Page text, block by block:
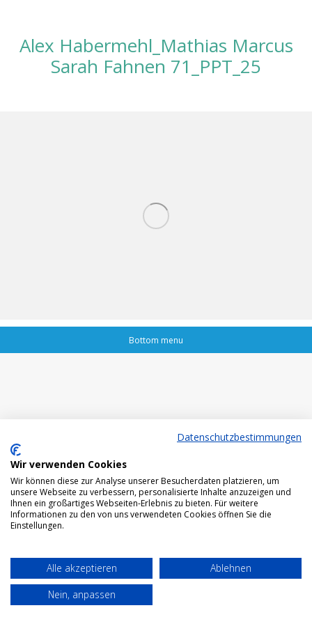
Alex Habermehl_Mathias Marcus
Sarah Fahnen 71_PPT_25
Bottom menu
Datenschutzbestimmungen
Wir verwenden Cookies
Wir können diese zur Analyse unserer Besucherdaten platzieren, um
unsere Webseite zu verbessern, personalisierte Inhalte anzuzeigen und
Ihnen ein großartiges Webseiten-Erlebnis zu bieten. Für weitere
Informationen zu den von uns verwendeten Cookies öffnen Sie die
Einstellungen.
Alle akzeptieren
Ablehnen
Nein, anpassen